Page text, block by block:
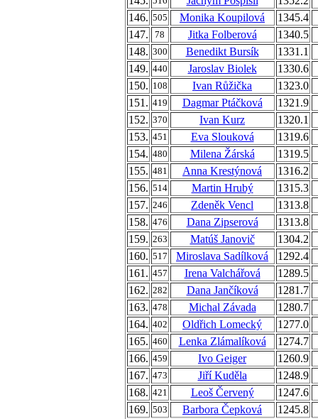
146. 505 Monika Koupilová
1345.4
147.
78 Jitka Folberová
1340.5
148. 300 Benedikt Bursík
1331.1
149. 440 Jaroslav Biolek
1330.6
150. 108 Ivan Růžička
1323.0
151. 419 Dagmar Ptáčková
1321.9
152. 370 Ivan Kurz
1320.1
153. 451 Eva Slouková
1319.6
154. 480 Milena Žárská
1319.5
155. 481 Anna Krestýnová
1316.2
156. 514 Martin Hrubý
1315.3
157. 246 Zdeněk Vencl
1313.8
158. 476 Dana Zipserová
1313.8
159. 263 Matúš Janovič
1304.2
160. 517 Miroslava Sadílková
1292.4
161. 457 Irena Valchářová
1289.5
162. 282 Dana Jančíková
1281.7
163. 478 Michal Závada
1280.7
164. 402 Oldřich Lomecký
1277.0
165. 460 Lenka Zlámalíková
1274.7
166. 459 Ivo Geiger
1260.9
167. 473 Jiří Kuděla
1248.9
168. 421 Leoš Červený
1247.6
169. 503 Barbora Čepková
1245.8